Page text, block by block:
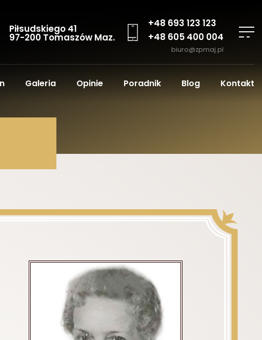
Piłsudskiego 41
97-200 Tomaszów Maz.
+48 693 123 123
+48 605 400 004
biuro@zpmaj.pl
Galeria Opinie Poradnik Blog Kontakt